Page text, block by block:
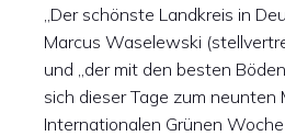
„Der schönste Landkreis in
Marcus Waselewski
und „der mit den besten
sich dieser Tage zum neunten
Internationalen Grünen